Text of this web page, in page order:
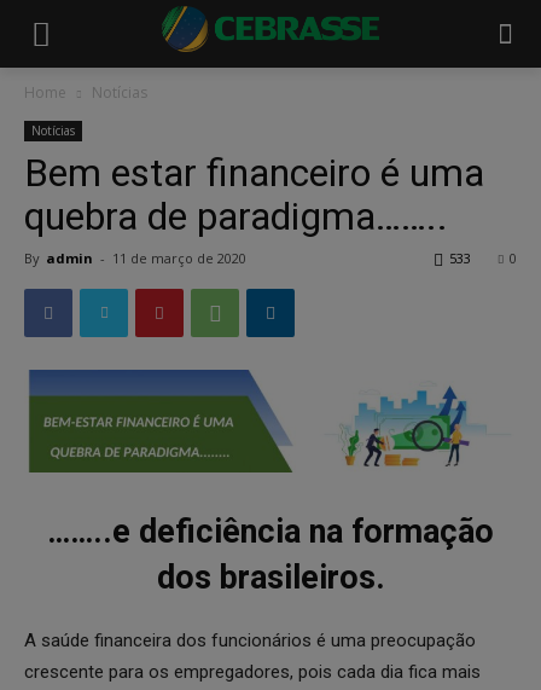
Home Notícias
Notícias
Bem estar financeiro é uma
quebra de paradigma……..
By admin - 11 de março de 2020 0
533
……..e deficiência na formação
dos brasileiros.
A saúde financeira dos funcionários é uma preocupação
crescente para os empregadores, pois cada dia fica mais